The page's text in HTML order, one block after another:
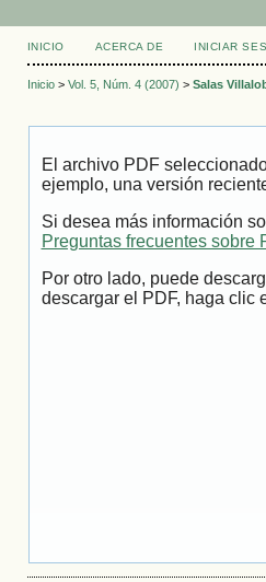
INICIO ACERCA DE INICIAR
Inicio> Vol. 5, Núm. 4 (2007) > Salas
El archivo PDF
ejemplo, una versión
Si desea más información
Preguntas frecuentes sobre
Por otro lado, puede
descargar el PDF, haga clic